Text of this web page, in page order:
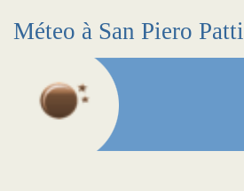
Méteo à San Piero Patti